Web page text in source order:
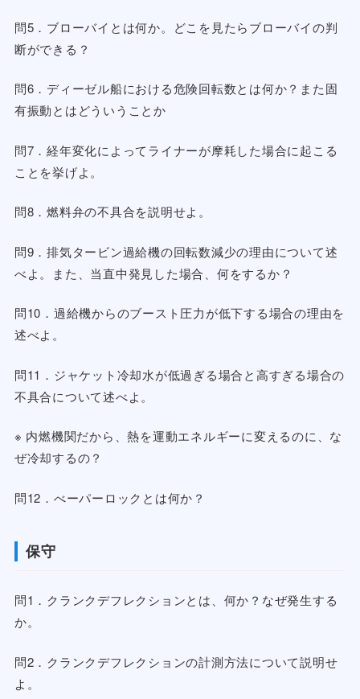
問5．ブローバイとは何か。どこを見たらブローバイの判
断ができる？
問6．ディーゼル船における危険回転数とは何か？また固
有振動とはどういうことか
問7．経年変化によってライナーが摩耗した場合に起こる
ことを挙げよ。
問8．燃料弁の不具合を説明せよ。
問9．排気タービン過給機の回転数減少の理由について述
べよ。また、当直中発見した場合、何をするか？
問10．過給機からのブースト圧力が低下する場合の理由を
述べよ。
問11．ジャケット冷却水が低過ぎる場合と高すぎる場合の
不具合について述べよ。
※ 内燃機関だから、熱を運動エネルギーに変えるのに、な
ぜ冷却するの？
問12．べーパーロックとは何か？
保守
問1．クランクデフレクションとは、何か？なぜ発生する
か。
問2．クランクデフレクションの計測方法について説明せ
よ。